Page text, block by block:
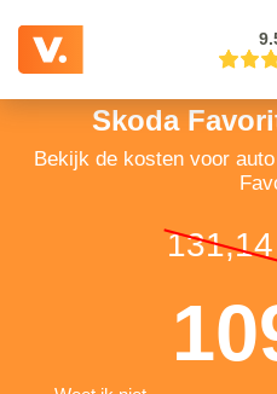
Skoda
Bekijk de kosten voor
131,14